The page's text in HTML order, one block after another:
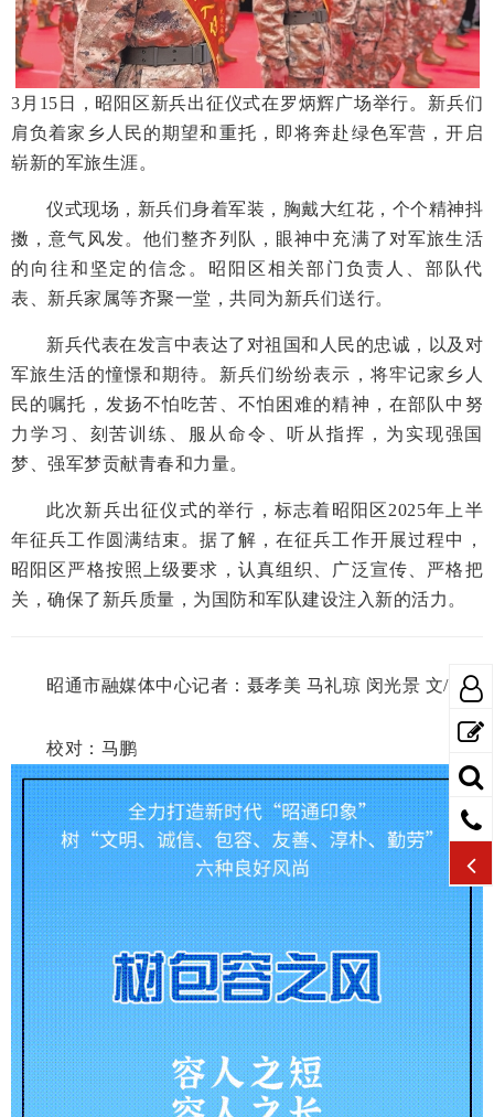
3月15日，昭阳区新兵出征仪式在罗炳辉广场举行。新兵们
肩负着家乡人民的期望和重托，即将奔赴绿色军营，开启
崭新的军旅生涯。
仪式现场，新兵们身着军装，胸戴大红花，个个精神抖
擞，意气风发。他们整齐列队，眼神中充满了对军旅生活
的向往和坚定的信念。昭阳区相关部门负责人、部队代
表、新兵家属等齐聚一堂，共同为新兵们送行。
新兵代表在发言中表达了对祖国和人民的忠诚，以及对
军旅生活的憧憬和期待。新兵们纷纷表示，将牢记家乡人
民的嘱托，发扬不怕吃苦、不怕困难的精神，在部队中努
力学习、刻苦训练、服从命令、听从指挥，为实现强国
梦、强军梦贡献青春和力量。
此次新兵出征仪式的举行，标志着昭阳区2025年上半
年征兵工作圆满结束。据了解，在征兵工作开展过程中，
昭阳区严格按照上级要求，认真组织、广泛宣传、严格把
关，确保了新兵质量，为国防和军队建设注入新的活力。
昭通市融媒体中心记者： 聂孝美 马礼琼 闵光景 文/图
校对：马鹏